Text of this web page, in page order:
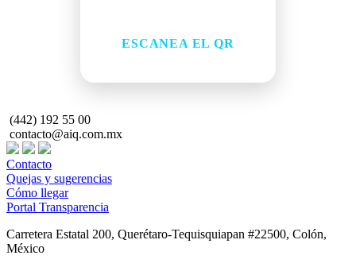
ESCANEA EL QR
(442) 192 55 00
contacto@aiq.com.mx
Contacto
Quejas y sugerencias
Cómo llegar
Portal Transparencia
Carretera Estatal 200, Querétaro-Tequisquiapan #22500, Colón,
México